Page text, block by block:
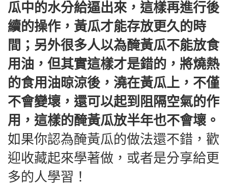
瓜中的水分給逼出來，這樣再進行後
續的操作，黃瓜才能存放更久的時
間；另外很多人以為醃黃瓜不能放食
用油，但其實這樣才是錯的，將燒熱
的食用油晾涼後，澆在黃瓜上，不僅
不會變壞，還可以起到阻隔空氣的作
用，這樣的醃黃瓜放半年也不會壞。
如果你認為醃黃瓜的做法還不錯，歡
迎收藏起來學著做，或者是分享給更
多的人學習！